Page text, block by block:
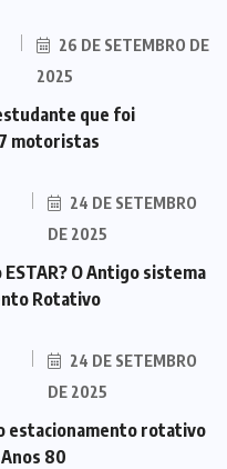
26 DE SETEMBRO DE
2025
que foi
motoristas
24 DE SETEMBRO
DE 2025
O Antigo sistema
Rotativo
24 DE SETEMBRO
DE 2025
estacionamento rotativo
80